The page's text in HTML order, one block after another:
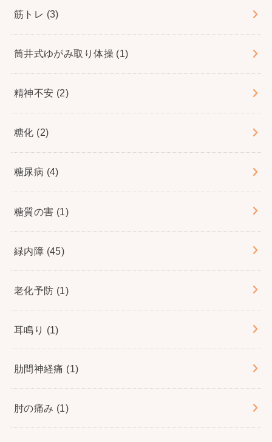
筋トレ (3)
筒井式ゆがみ取り体操 (1)
精神不安 (2)
糖化 (2)
糖尿病 (4)
糖質の害 (1)
緑内障 (45)
老化予防 (1)
耳鳴り (1)
肋間神経痛 (1)
肘の痛み (1)